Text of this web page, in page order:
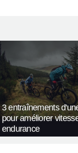
3 entraînements
pour améliorer
endurance